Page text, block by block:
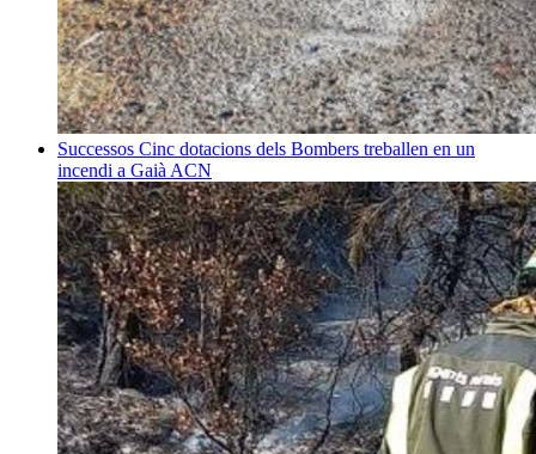
Successos Cinc dotacions dels Bombers treballen en un
incendi a Gaià ACN